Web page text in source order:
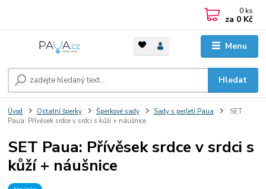
Menu
Hledat
0 ks
za 0 Kč
Úvod Ostatní šperky Šperkové sady Sady s perletí Paua
SET
Paua: Přívěsek srdce v srdci s kůží + náušnice
SET Paua: Přívěsek srdce v srdci s
kůží + náušnice